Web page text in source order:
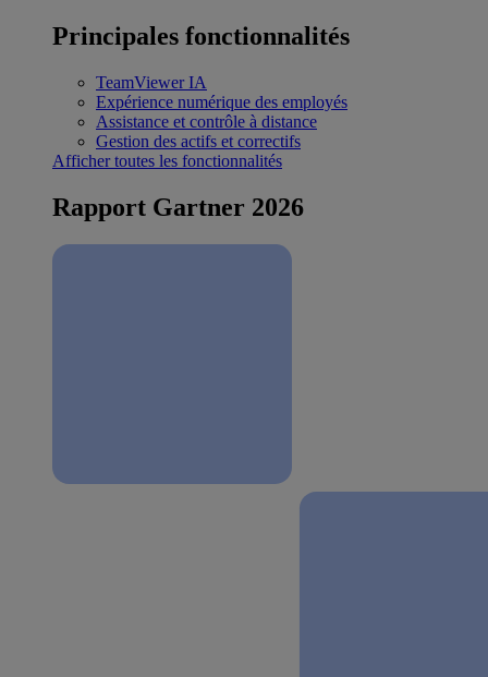
Principales fonctionnalités
TeamViewer IA
Expérience numérique des employés
Assistance et contrôle à distance
Gestion des actifs et correctifs
Afficher toutes les fonctionnalités
Rapport Gartner 2026